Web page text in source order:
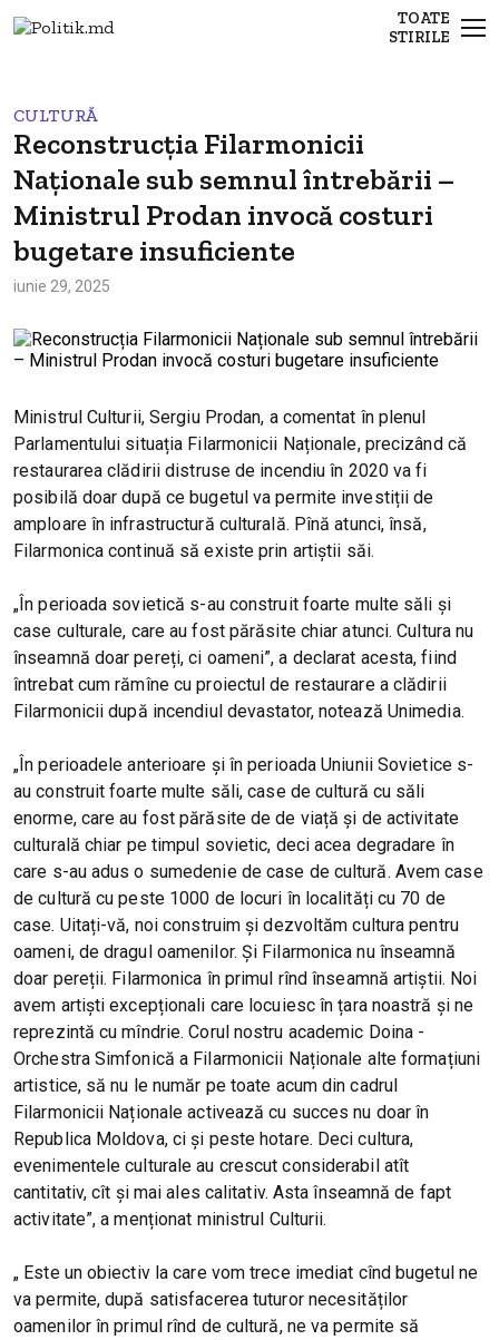
TOATE
STIRILE
CULTURĂ
Reconstrucția Filarmonicii
Naționale sub semnul întrebării –
Ministrul Prodan invocă costuri
bugetare insuficiente
iunie 29, 2025
Ministrul Culturii, Sergiu Prodan, a comentat în plenul
Parlamentului situația Filarmonicii Naționale, precizând că
restaurarea clădirii distruse de incendiu în 2020 va fi
posibilă doar după ce bugetul va permite investiții de
amploare în infrastructură culturală. Pînă atunci, însă,
Filarmonica continuă să existe prin artiștii săi.
„În perioada sovietică s-au construit foarte multe săli și
case culturale, care au fost părăsite chiar atunci. Cultura nu
înseamnă doar pereți, ci oameni”, a declarat acesta, fiind
întrebat cum rămîne cu proiectul de restaurare a clădirii
Filarmonicii după incendiul devastator, notează Unimedia.
„În perioadele anterioare și în perioada Uniunii Sovietice s-
au construit foarte multe săli, case de cultură cu săli
enorme, care au fost părăsite de de viață și de activitate
culturală chiar pe timpul sovietic, deci acea degradare în
care s-au adus o sumedenie de case de cultură. Avem case
de cultură cu peste 1000 de locuri în localități cu 70 de
case. Uitați-vă, noi construim și dezvoltăm cultura pentru
oameni, de dragul oamenilor. Și Filarmonica nu înseamnă
doar pereții. Filarmonica în primul rînd înseamnă artiștii. Noi
avem artiști excepționali care locuiesc în țara noastră și ne
reprezintă cu mîndrie. Corul nostru academic Doina -
Orchestra Simfonică a Filarmonicii Naționale alte formațiuni
artistice, să nu le număr pe toate acum din cadrul
Filarmonicii Naționale activează cu succes nu doar în
Republica Moldova, ci și peste hotare. Deci cultura,
evenimentele culturale au crescut considerabil atît
cantitativ, cît și mai ales calitativ. Asta înseamnă de fapt
activitate”, a menționat ministrul Culturii.
„ Este un obiectiv la care vom trece imediat cînd bugetul ne
va permite, după satisfacerea tuturor necesităților
oamenilor în primul rînd de cultură, ne va permite să